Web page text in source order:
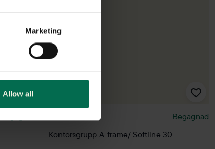
Marketing
Allow all
Begagnad
Kontorsgrupp A-frame/ Softline 30